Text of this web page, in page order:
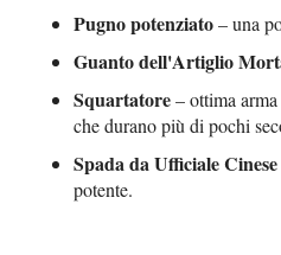
Pugno potenziato– una
Guanto dell'Artiglio
Squartatore– ottima
che durano più di pochi
Spada da Ufficiale Cinese
potente.